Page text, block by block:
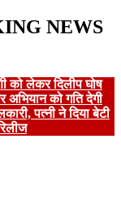
NEWS
को लेकर दिलीप घोष
अभियान को गति देगी
पत्नी ने दिया बेटी